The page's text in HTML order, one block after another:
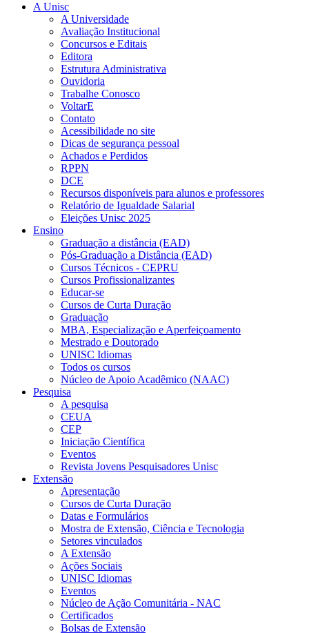
A Unisc
A Universidade
Avaliação Institucional
Concursos e Editais
Editora
Estrutura Administrativa
Ouvidoria
Trabalhe Conosco
VoltarE
Contato
Acessibilidade no site
Dicas de segurança pessoal
Achados e Perdidos
RPPN
DCE
Recursos disponíveis para alunos e professores
Relatório de Igualdade Salarial
Eleições Unisc 2025
Ensino
Graduação a distância (EAD)
Pós-Graduação a Distância (EAD)
Cursos Técnicos - CEPRU
Cursos Profissionalizantes
Educar-se
Cursos de Curta Duração
Graduação
MBA, Especialização e Aperfeiçoamento
Mestrado e Doutorado
UNISC Idiomas
Todos os cursos
Núcleo de Apoio Acadêmico (NAAC)
Pesquisa
A pesquisa
CEUA
CEP
Iniciação Científica
Eventos
Revista Jovens Pesquisadores Unisc
Extensão
Apresentação
Cursos de Curta Duração
Datas e Formulários
Mostra de Extensão, Ciência e Tecnologia
Setores vinculados
A Extensão
Ações Sociais
UNISC Idiomas
Eventos
Núcleo de Ação Comunitária - NAC
Certificados
Bolsas de Extensão